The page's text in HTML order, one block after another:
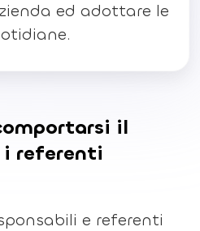
ed adottare le
il
i referenti
e referenti